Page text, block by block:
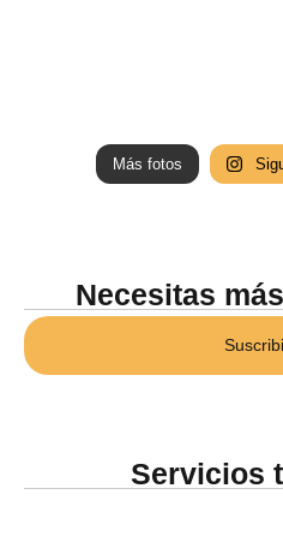
Más fotos
Necesitas
Servicios